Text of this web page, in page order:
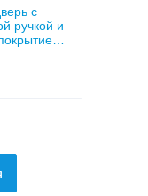
с
ручкой и